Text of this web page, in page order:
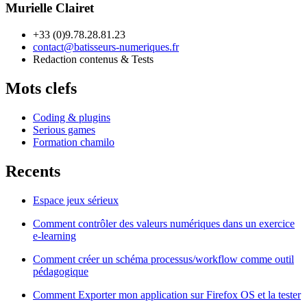
Murielle Clairet
+33 (0)9.78.28.81.23
contact@batisseurs-numeriques.fr
Redaction contenus & Tests
Mots clefs
Coding & plugins
Serious games
Formation chamilo
Recents
Espace jeux sérieux
Comment contrôler des valeurs numériques dans un exercice
e-learning
Comment créer un schéma processus/workflow comme outil
pédagogique
Comment Exporter mon application sur Firefox OS et la tester